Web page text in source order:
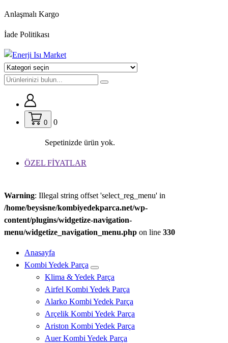
İçeriğe
Anlaşmalı Kargo
İade Politikası
0 0
Sepetinizde ürün yok.
ÖZEL FİYATLAR
Warning: Illegal string offset 'select_reg_menu' in
/home/beysisne/kombiyedekparca.net/wp-
content/plugins/widgetize-navigation-
menu/widgetize_navigation_menu.php on line 330
Anasayfa
Kombi Yedek Parça
Klima & Yedek Parça
Airfel Kombi Yedek Parça
Alarko Kombi Yedek Parça
Arçelik Kombi Yedek Parça
Ariston Kombi Yedek Parça
Auer Kombi Yedek Parça